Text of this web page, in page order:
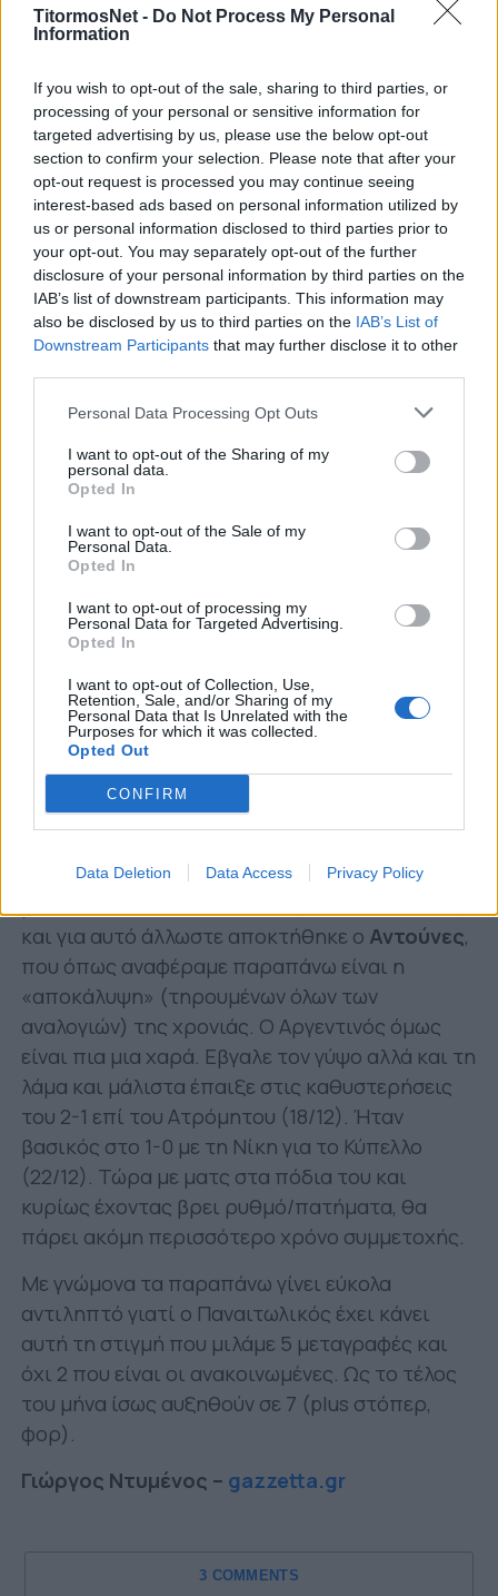
TitormosNet - Do Not Process My Personal
Information
If you wish to opt-out of the sale, sharing to third parties, or
processing of your personal or sensitive information for
targeted advertising by us, please use the below opt-out
section to confirm your selection. Please note that after your
opt-out request is processed you may continue seeing
interest-based ads based on personal information utilized by
us or personal information disclosed to third parties prior to
your opt-out. You may separately opt-out of the further
disclosure of your personal information by third parties on the
IAB’s list of downstream participants. This information may
also be disclosed by us to third parties on the IAB’s List of
Downstream Participants that may further disclose it to other
Personal Data Processing Opt Outs
I want to opt-out of the Sharing of my
personal data.
Opted In
I want to opt-out of the Sale of my
Personal Data.
Opted In
I want to opt-out of processing my
Personal Data for Targeted Advertising.
Opted In
I want to opt-out of Collection, Use,
Retention, Sale, and/or Sharing of my
Personal Data that Is Unrelated with the
Purposes for which it was collected.
Opted Out
CONFIRM
Data Deletion Data Access Privacy Policy
ίσως και σε εκείνη της Τούμπας (5/1). Ο
πλαισιώσει στην τριάδα πίσω από τον φορ
τους
υπάρχοντεςΜεντόσα,Μπαρμπόσα,Ντουάρτε
όπως και τονΜόρσεϊμόλις επιστρέψει από
τον τραυματισμό που τον ταλαιπωρεί.
Ο αρχηγός που επιστρέφει και ο
Περέιρα
*Και εδώ μπαίνει στην… κουβέντα οΝτίαζ. Ο
Ουρουγουανός εκτός από αρχηγός είναι και ο
εκ των MVP του club από το 2017 που βρίσκεται
στο Αγρίνιο.Ξεκίνησε πολύ καλά τη σεζόν
άουτ, λόγω του οιδήματος που τον ταλαιπωρεί.
Παίζει στα άκρα, αλλά και τον άξονα από το «6-
8» ως περιφερειακός. Τον έχουμε δει ακόμη
από «9άρι» μέχρι και μπακ! Βγάζει ενέργεια
θα αποτελέσει μεταγραφή πρώτης γραμμής για
Παναιτωλικό
*Ο οποίος δεν πρέπει να ξεχνάμε πως «πήρε»
και αριστερό μπακ. ΟΠερέιρα ήταν στα
πρώτα φιλικά του καλοκαιριού ο βασικός
ακραίος οπισθοφύλακας των «κυανοκίτρινων»,
μέχρι που υπέστη εξάρθρωση ώμου σε εκείνο
πρωτάθλημα. Ετσι οΧουχούμηςέγινε
και για αυτό άλλωστε αποκτήθηκε ο Αντούνες,
που όπως αναφέραμε παραπάνω είναι η
«αποκάλυψη» (τηρουμένων όλων των
αναλογιών) της χρονιάς. Ο Αργεντινός όμως
είναι πια μια χαρά. Εβγαλε τον γύψο αλλά και τη
λάμα και μάλιστα έπαιξε στις καθυστερήσεις
του 2-1 επί του Ατρόμητου (18/12). Ήταν
βασικός στο 1-0 με τη Νίκη για το Κύπελλο
(22/12). Τώρα με ματς στα πόδια του και
κυρίως έχοντας βρει ρυθμό/πατήματα, θα
πάρει ακόμη περισσότερο χρόνο συμμετοχής.
Με γνώμονα τα παραπάνω γίνει εύκολα
αντιληπτό γιατί ο Παναιτωλικός έχει κάνει
αυτή τη στιγμή που μιλάμε 5 μεταγραφές και
όχι 2 που είναι οι ανακοινωμένες. Ως το τέλος
του μήνα ίσως αυξηθούν σε 7 (plus στόπερ,
φορ).
Γιώργος Ντυμένος – gazzetta.gr
3 COMMENTS